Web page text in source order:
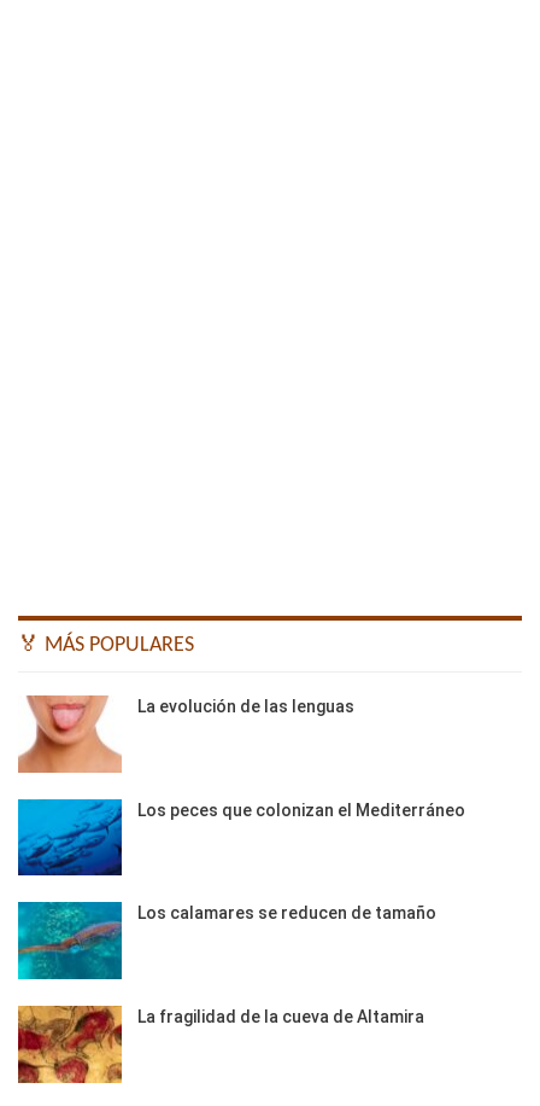
🏅 MÁS POPULARES
La evolución de las lenguas
Los peces que colonizan el Mediterráneo
Los calamares se reducen de tamaño
La fragilidad de la cueva de Altamira